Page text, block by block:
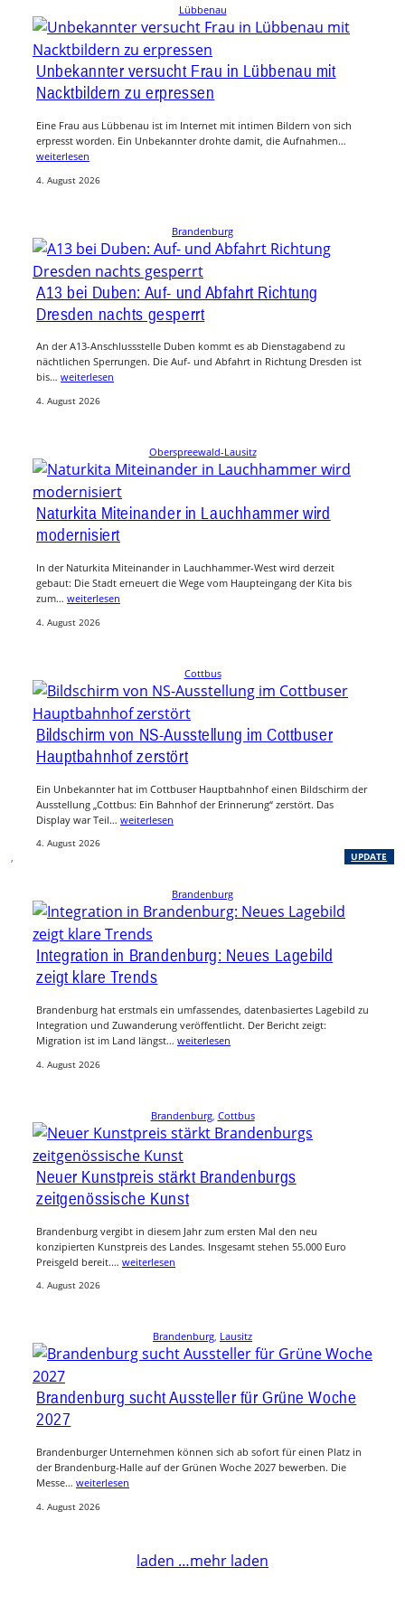
Lübbenau
Unbekannter versucht Frau in Lübbenau mit
Nacktbildern zu erpressen
Eine Frau aus Lübbenau ist im Internet mit intimen Bildern von sich
erpresst worden. Ein Unbekannter drohte damit, die Aufnahmen…
weiterlesen
4. August 2026
Brandenburg
A13 bei Duben: Auf- und Abfahrt Richtung
Dresden nachts gesperrt
An der A13-Anschlussstelle Duben kommt es ab Dienstagabend zu
nächtlichen Sperrungen. Die Auf- und Abfahrt in Richtung Dresden ist
bis… weiterlesen
4. August 2026
Oberspreewald-Lausitz
Naturkita Miteinander in Lauchhammer wird
modernisiert
In der Naturkita Miteinander in Lauchhammer-West wird derzeit
gebaut: Die Stadt erneuert die Wege vom Haupteingang der Kita bis
zum… weiterlesen
4. August 2026
Cottbus
, UPDATE
Bildschirm von NS-Ausstellung im Cottbuser
Hauptbahnhof zerstört
Ein Unbekannter hat im Cottbuser Hauptbahnhof einen Bildschirm der
Ausstellung „Cottbus: Ein Bahnhof der Erinnerung“ zerstört. Das
Display war Teil… weiterlesen
4. August 2026
Brandenburg
Integration in Brandenburg: Neues Lagebild
zeigt klare Trends
Brandenburg hat erstmals ein umfassendes, datenbasiertes Lagebild zu
Integration und Zuwanderung veröffentlicht. Der Bericht zeigt:
Migration ist im Land längst… weiterlesen
4. August 2026
Brandenburg, Cottbus
Neuer Kunstpreis stärkt Brandenburgs
zeitgenössische Kunst
Brandenburg vergibt in diesem Jahr zum ersten Mal den neu
konzipierten Kunstpreis des Landes. Insgesamt stehen 55.000 Euro
Preisgeld bereit.… weiterlesen
4. August 2026
Brandenburg, Lausitz
Brandenburg sucht Aussteller für Grüne Woche
2027
Brandenburger Unternehmen können sich ab sofort für einen Platz in
der Brandenburg-Halle auf der Grünen Woche 2027 bewerben. Die
Messe… weiterlesen
4. August 2026
laden …mehr laden